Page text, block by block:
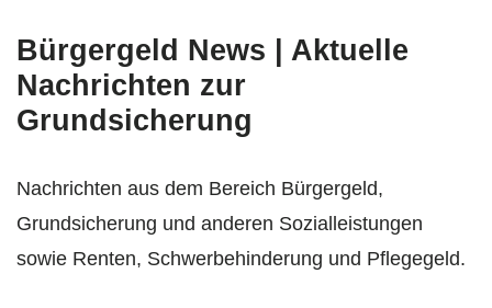
Bürgergeld News | Aktuelle
Nachrichten zur
Grundsicherung
Nachrichten aus dem Bereich Bürgergeld,
Grundsicherung und anderen Sozialleistungen
sowie Renten, Schwerbehinderung und Pflegegeld.